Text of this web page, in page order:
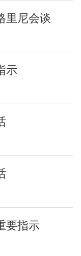
里尼会谈
示
要指示